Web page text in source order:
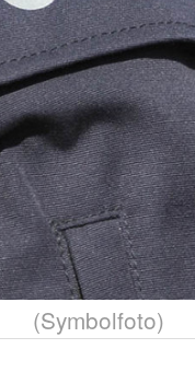
(Symbolfoto)